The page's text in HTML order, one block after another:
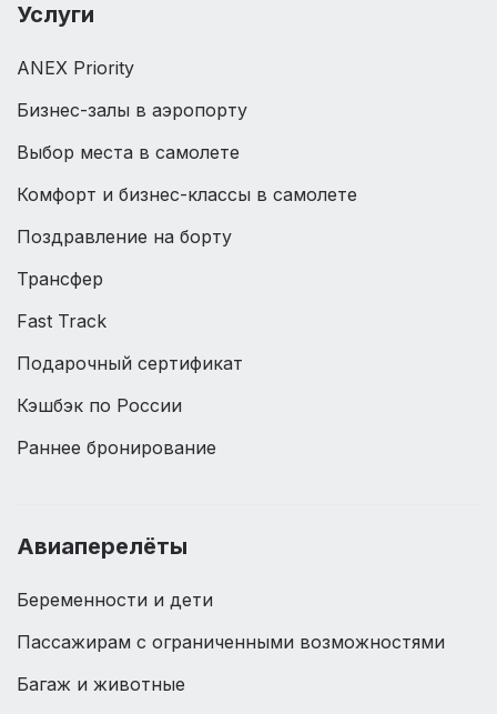
Услуги
ANEX Priority
Бизнес-залы в аэропорту
Выбор места в самолете
Комфорт и бизнес-классы в самолете
Поздравление на борту
Трансфер
Fast Track
Подарочный сертификат
Кэшбэк по России
Раннее бронирование
Авиаперелёты
Беременности и дети
Пассажирам с ограниченными возможностями
Багаж и животные